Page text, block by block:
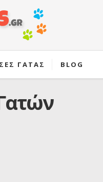
ΓΑΤΑΣ BLOG